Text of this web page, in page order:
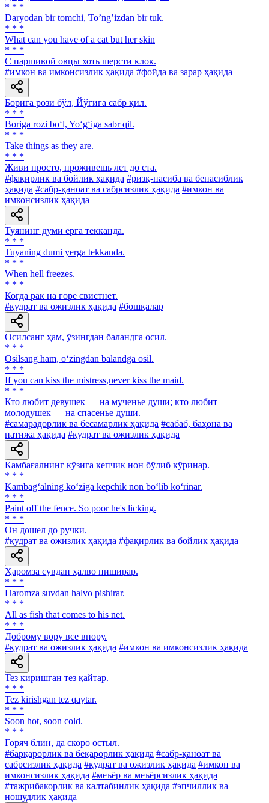
* * *
Daryodan bir tomchi, Toʼngʼizdan bir tuk.
* * *
What can you have of a cat but her skin
* * *
С паршивой овцы хоть шерсти клок.
#имкон ва имконсизлик ҳақида #фойда ва зарар ҳақида
Борига рози бўл, Йўғига сабр қил.
* * *
Boriga rozi bo‘l, Yo‘g‘iga sabr qil.
* * *
Take things as they are.
* * *
Живи просто, проживешь лет до ста.
#фақирлик ва бойлик ҳақида #ризқ-насиба ва бенасиблик
ҳақида #сабр-қаноат ва сабрсизлик ҳақида #имкон ва
имконсизлик ҳақида
Туянинг думи ерга текканда.
* * *
Tuyaning dumi yerga tekkanda.
* * *
When hell freezes.
* * *
Когда рак на горе свистнет.
#қудрат ва ожизлик ҳақида #бошқалар
Осилсанг ҳам, ўзингдан баландга осил.
* * *
Osilsang ham, o‘zingdan balandga osil.
* * *
If you can kiss the mistress,never kiss the maid.
* * *
Кто любит девушек — на мученье души; кто любит
молодушек — на спасенье души.
#самарадорлик ва бесамарлик ҳақида #сабаб, баҳона ва
натижа ҳақида #қудрат ва ожизлик ҳақида
Камбағалнинг кўзига кепчик нон бўлиб кўринар.
* * *
Kambag‘alning ko‘ziga kepchik non bo‘lib ko‘rinar.
* * *
Paint off the fence. So poor he's licking.
* * *
Он дошел до ручки.
#қудрат ва ожизлик ҳақида #фақирлик ва бойлик ҳақида
Ҳаромза сувдан ҳалво пиширар.
* * *
Haromza suvdan halvo pishirar.
* * *
All as fish that comes to his net.
* * *
Доброму вору все впору.
#қудрат ва ожизлик ҳақида #имкон ва имконсизлик ҳақида
Тез киришган тез қайтар.
* * *
Tez kirishgan tez qaytar.
* * *
Soon hot, soon cold.
* * *
Горяч блин, да скоро остыл.
#барқарорлик ва беқарорлик ҳақида #сабр-қаноат ва
сабрсизлик ҳақида #қудрат ва ожизлик ҳақида #имкон ва
имконсизлик ҳақида #меъёр ва меъёрсизлик ҳақида
#тажрибакорлик ва калтабинлик ҳақида #эпчиллик ва
ношудлик ҳақида